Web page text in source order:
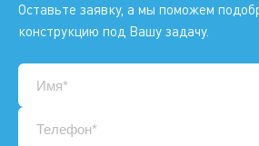
Оставьте заявку, а мы поможем
конструкцию под Вашу задачу.